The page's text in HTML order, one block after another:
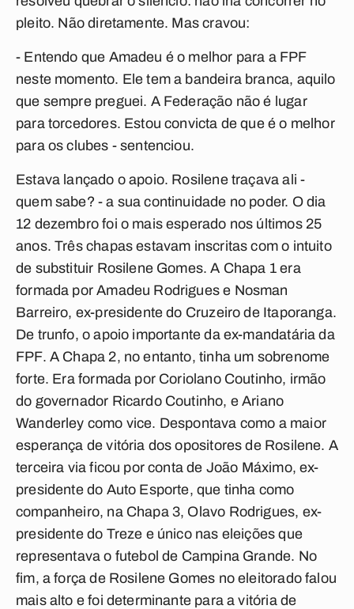
pleito. Não diretamente. Mas cravou:
- Entendo que Amadeu é o melhor para a FPF
neste momento. Ele tem a bandeira branca, aquilo
que sempre preguei. A Federação não é lugar
para torcedores. Estou convicta de que é o melhor
para os clubes - sentenciou.
Estava lançado o apoio. Rosilene traçava ali -
quem sabe? - a sua continuidade no poder. O dia
12 dezembro foi o mais esperado nos últimos 25
anos. Três chapas estavam inscritas com o intuito
de substituir Rosilene Gomes. A Chapa 1 era
formada por Amadeu Rodrigues e Nosman
Barreiro, ex-presidente do Cruzeiro de Itaporanga.
De trunfo, o apoio importante da ex-mandatária da
FPF. A Chapa 2, no entanto, tinha um sobrenome
forte. Era formada por Coriolano Coutinho, irmão
do governador Ricardo Coutinho, e Ariano
Wanderley como vice. Despontava como a maior
esperança de vitória dos opositores de Rosilene. A
terceira via ficou por conta de João Máximo, ex-
presidente do Auto Esporte, que tinha como
companheiro, na Chapa 3, Olavo Rodrigues, ex-
presidente do Treze e único nas eleições que
representava o futebol de Campina Grande. No
fim, a força de Rosilene Gomes no eleitorado falou
mais alto e foi determinante para a vitória de